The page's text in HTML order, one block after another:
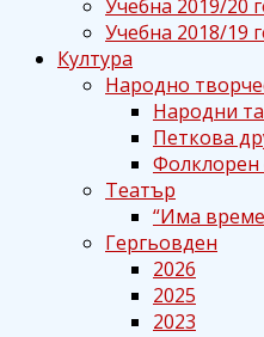
Учебна 2019/20
Учебна 2018/19
Култура
Народно
Народни
Петкова
Фолклорен
Театър
“Има
Гергьовден
2026
2025
2023